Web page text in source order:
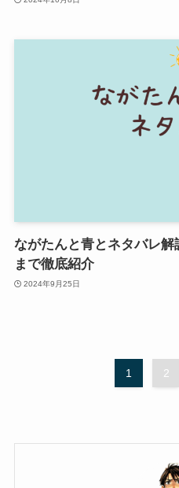
ながたんと青とネタバレ
まで徹底紹介
2024年9月25日
1 2